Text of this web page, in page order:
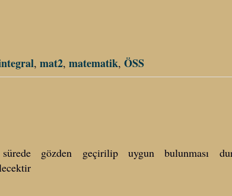
, mat2, matematik, ÖSS
gözden geçirilip uygun bulunması